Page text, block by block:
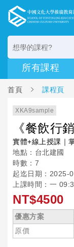
首頁 課程頁
XKA9sample
《餐飲行
實體+線上授課｜
地點：台北建國
時數：7
起迄日期：2025-
上課時間：一
NT$4500
優惠方案
原價